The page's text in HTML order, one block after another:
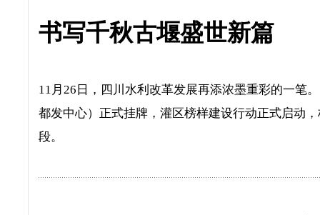
书写千秋古堰盛世新篇
11月26日，四川水利改革发展再添浓墨重彩的一笔
都发中心）正式挂牌，灌区榜样建设行动正式启动
段。